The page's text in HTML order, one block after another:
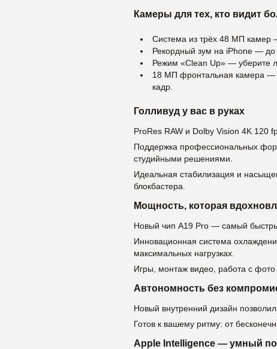
Камеры для тех, кто видит
Система из трёх 48 МП камер
Рекордный зум на iPhone — до
Режим «Clean Up» — уберите
18 МП фронтальная камера —
кадр.
Голливуд у вас в руках
ProRes RAW и Dolby Vision 4K 120
Поддержка профессиональных
студийными решениями.
Идеальная стабилизация и
блокбастера.
Мощность, которая
Новый чип A19 Pro — самый
Инновационная система
максимальных нагрузках.
Игры, монтаж видео, работа с
Автономность без
Новый внутренний дизайн
Готов к вашему ритму: от
Apple Intelligence — умный